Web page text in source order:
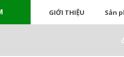
GIỚI THIỆU Sản